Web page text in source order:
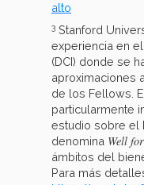
alto
3 Stanford
experiencia en
(DCI) donde se
aproximaciones
de los Fellows.
particularmente
estudio sobre el
denomina Well
ámbitos del
Para más